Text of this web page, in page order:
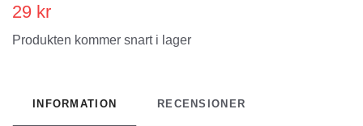
29 kr
Produkten kommer snart i lager
INFORMATION RECENSIONER